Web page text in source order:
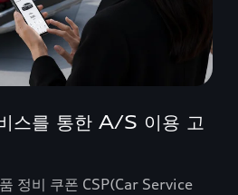
스를 통한 A/S 이용 고
정비 쿠폰 CSP(Car Service